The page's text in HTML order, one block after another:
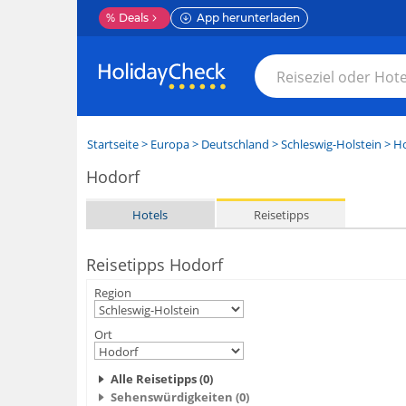
% Deals App herunterladen
Startseite> Europa> Deutschland >Schleswig-Holstein >
Hodorf
Hotels Reisetipps
Reisetipps Hodorf
Region
Ort
Alle Reisetipps (0)
Sehenswürdigkeiten (0)